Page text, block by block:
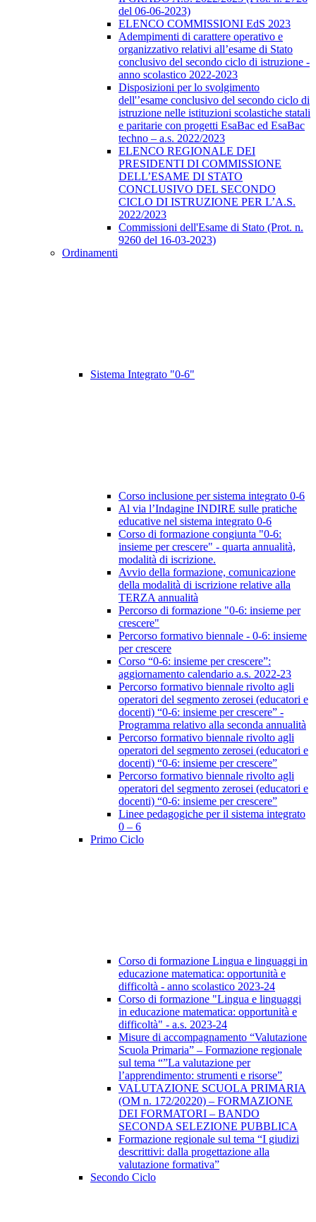
del 06-06-2023)
ELENCO COMMISSIONI EdS 2023
Adempimenti di carattere operativo e
organizzativo relativi all’esame di Stato
conclusivo del secondo ciclo di istruzione -
anno scolastico 2022-2023
Disposizioni per lo svolgimento
dell'’esame conclusivo del secondo ciclo di
istruzione nelle istituzioni scolastiche statali
e paritarie con progetti EsaBac ed EsaBac
techno – a.s. 2022/2023
ELENCO REGIONALE DEI
PRESIDENTI DI COMMISSIONE
DELL’ESAME DI STATO
CONCLUSIVO DEL SECONDO
CICLO DI ISTRUZIONE PER L’A.S.
2022/2023
Commissioni dell'Esame di Stato (Prot. n.
9260 del 16-03-2023)
Ordinamenti
Sistema Integrato "0-6"
Corso inclusione per sistema integrato 0-6
Al via l’Indagine INDIRE sulle pratiche
educative nel sistema integrato 0-6
Corso di formazione congiunta "0-6:
insieme per crescere" - quarta annualità,
modalità di iscrizione.
Avvio della formazione, comunicazione
della modalità di iscrizione relative alla
TERZA annualità
Percorso di formazione "0-6: insieme per
crescere"
Percorso formativo biennale - 0-6: insieme
per crescere
Corso “0-6: insieme per crescere”:
aggiornamento calendario a.s. 2022-23
Percorso formativo biennale rivolto agli
operatori del segmento zerosei (educatori e
docenti) “0-6: insieme per crescere” -
Programma relativo alla seconda annualità
Percorso formativo biennale rivolto agli
operatori del segmento zerosei (educatori e
docenti) “0-6: insieme per crescere”
Percorso formativo biennale rivolto agli
operatori del segmento zerosei (educatori e
docenti) “0-6: insieme per crescere”
Linee pedagogiche per il sistema integrato
0 – 6
Primo Ciclo
Corso di formazione Lingua e linguaggi in
educazione matematica: opportunità e
difficoltà - anno scolastico 2023-24
Corso di formazione "Lingua e linguaggi
in educazione matematica: opportunità e
difficoltà" - a.s. 2023-24
Misure di accompagnamento “Valutazione
Scuola Primaria” – Formazione regionale
sul tema “”La valutazione per
l’apprendimento: strumenti e risorse”
VALUTAZIONE SCUOLA PRIMARIA
(OM n. 172/20220) – FORMAZIONE
DEI FORMATORI – BANDO
SECONDA SELEZIONE PUBBLICA
Formazione regionale sul tema “I giudizi
descrittivi: dalla progettazione alla
valutazione formativa”
Secondo Ciclo